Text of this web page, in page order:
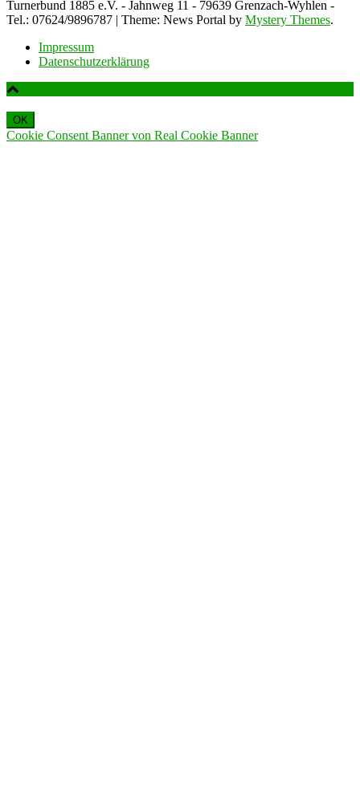
Turnerbund 1885 e.V. - Jahnweg 11 - 79639 Grenzach-Wyhlen -
Tel.: 07624/9896787 | Theme: News Portal by Mystery Themes.
Impressum
Datenschutzerklärung
OK
Cookie Consent Banner von Real Cookie Banner